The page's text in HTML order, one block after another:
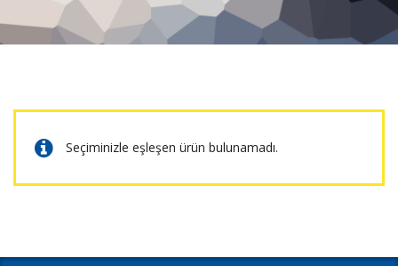
Seçiminizle eşleşen ürün bulunamadı.